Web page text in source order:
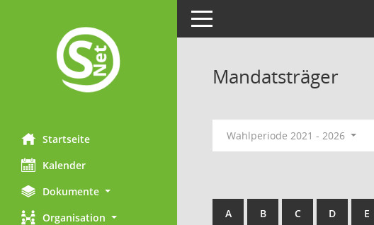
Startseite
Kalender
Dokumente
Organisation
Toggle navigation
Mandatsträger
Wahlperiode 2021 - 2026
A B C D E